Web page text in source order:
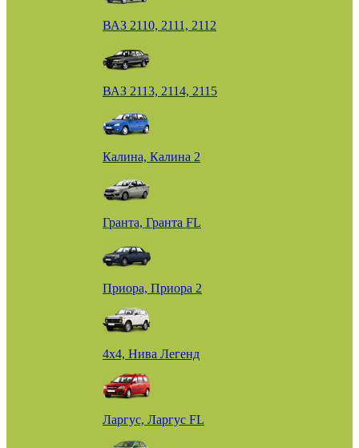
ВАЗ 2110, 2111, 2112
ВАЗ 2113, 2114, 2115
Калина, Калина 2
Гранта, Гранта FL
Приора, Приора 2
4х4, Нива Легенд
Ларгус, Ларгус FL